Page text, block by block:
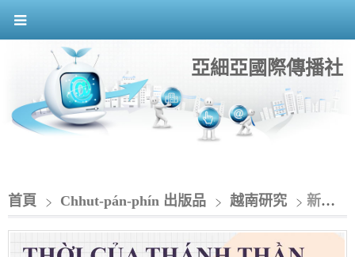
亞細亞國際傳播社
首頁 Chhut-pán-phín 出版品 越南研究 新書預購※ 10本《眾神的時代》二戰後越南批判寫實小說（THỜI CỦA THÁNH THẦN）－優惠至11/30